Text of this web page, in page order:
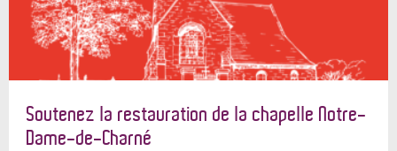
Soutenez la restauration de la chapelle Notre-
Dame-de-Charné